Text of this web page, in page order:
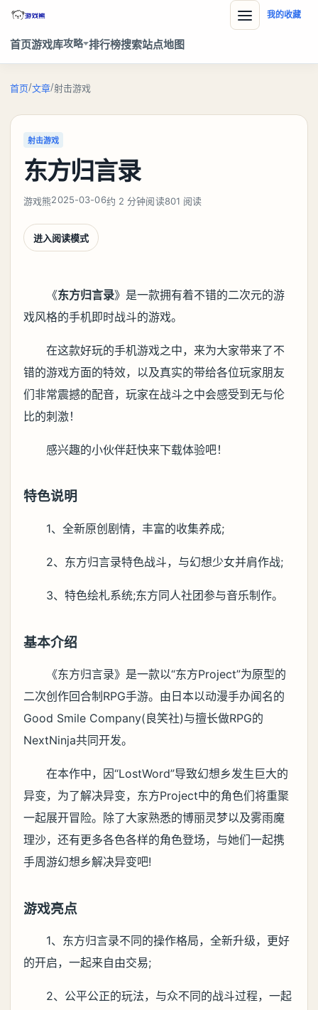
首页游戏库攻略 排行榜搜索站点地图
我的收藏
首页/文章/射击游戏
射击游戏
东方归言录
游戏熊2025-03-06约 2 分钟阅读801 阅读
进入阅读模式
《东方归言录》是一款拥有着不错的二次元的游
戏风格的手机即时战斗的游戏。
在这款好玩的手机游戏之中，来为大家带来了不
错的游戏方面的特效，以及真实的带给各位玩家朋友
们非常震撼的配音，玩家在战斗之中会感受到无与伦
比的刺激！
感兴趣的小伙伴赶快来下载体验吧！
特色说明
1、全新原创剧情，丰富的收集养成;
2、东方归言录特色战斗，与幻想少女并肩作战;
3、特色绘札系统;东方同人社团参与音乐制作。
基本介绍
《东方归言录》是一款以“东方Project”为原型的
二次创作回合制RPG手游。由日本以动漫手办闻名的
Good Smile Company(良笑社)与擅长做RPG的
NextNinja共同开发。
在本作中，因“LostWord”导致幻想乡发生巨大的
异变，为了解决异变，东方Project中的角色们将重聚
一起展开冒险。除了大家熟悉的博丽灵梦以及雾雨魔
理沙，还有更多各色各样的角色登场，与她们一起携
手周游幻想乡解决异变吧!
游戏亮点
1、东方归言录不同的操作格局，全新升级，更好
的开启，一起来自由交易;
2、公平公正的玩法，与众不同的战斗过程，一起